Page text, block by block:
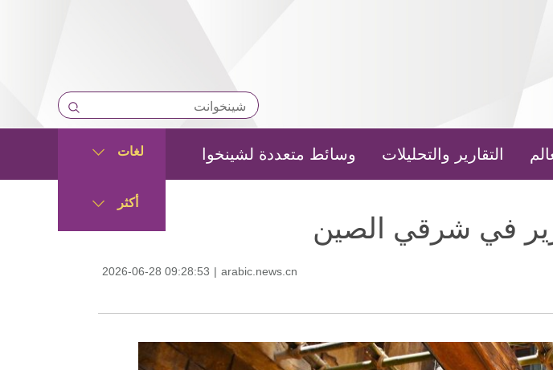
التقارير والتحليلات وسائط متعددة لشينخوا لغات
أكثر
في شرقي الصين
2026-06-28 09:28:53 | arabic.news.cn